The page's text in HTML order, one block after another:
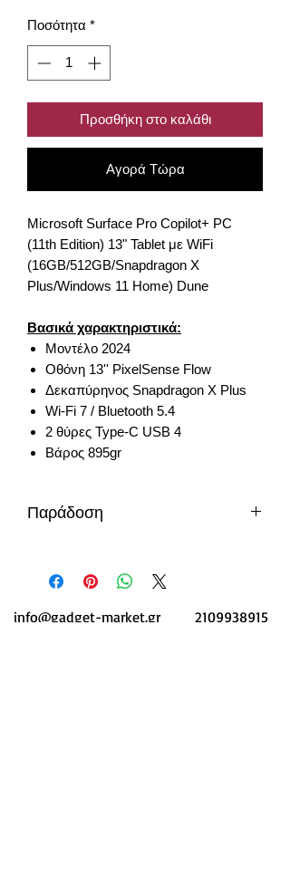
Ποσότητα *
Προσθήκη στο καλάθι
Αγορά Τώρα
Microsoft Surface Pro Copilot+ PC
(11th Edition) 13" Tablet με WiFi
(16GB/512GB/Snapdragon X
Plus/Windows 11 Home) Dune
Βασικά χαρακτηριστικά:
Μοντέλο 2024
Οθόνη 13'' PixelSense Flow
Δεκαπύρηνος Snapdragon X Plus
Wi-Fi 7 / Bluetooth 5.4
2 θύρες Type-C USB 4
Βάρος 895gr
Παράδοση
info@gadget-market.gr 2109938915